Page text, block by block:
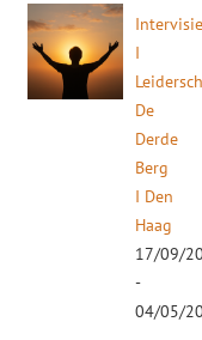
I
De
Derde
Berg
I Den
Haag
17/09/
-
04/05/